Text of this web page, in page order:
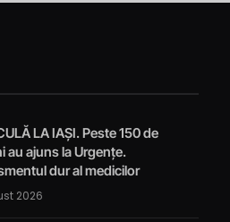
LA IAȘI. Peste 150 de
au ajuns la Urgențe.
dur al medicilor
2026